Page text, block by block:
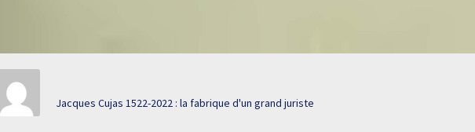
Jacques Cujas 1522-2022 : la fabrique d'un grand juriste